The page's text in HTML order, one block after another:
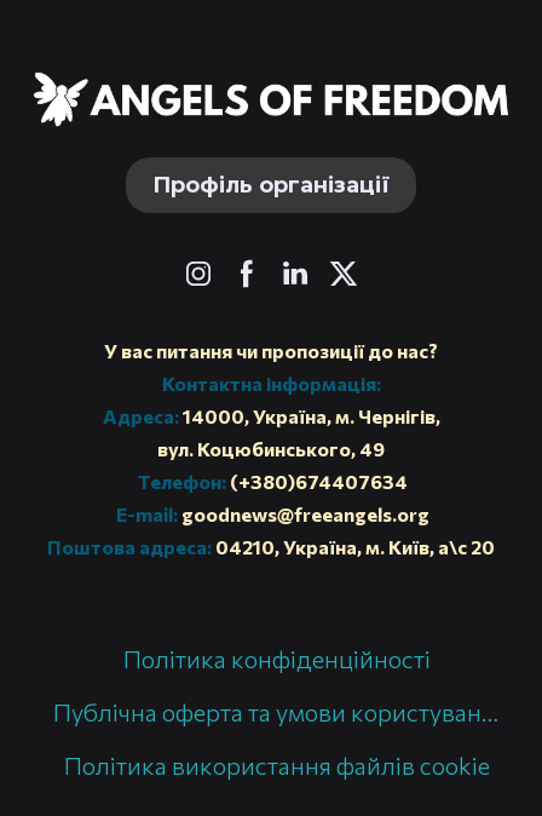
Профіль організації
У вас питання чи пропозиції до нас?
Контактна інформація:
Адреса:14000, Україна, м. Чернігів,
вул. Коцюбинського, 49
Телефон: (+380)674407634
E-mail: goodnews@freeangels.org
Поштова адреса: 04210, Україна, м. Київ, а\с 20
Політика конфіденційності
Публічна оферта та умови користування сайтом
Політика використання файлів cookie